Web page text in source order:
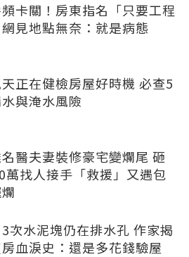
卡關！房東指名「只要工程
見地點無奈：就是病態
正在健檢房屋好時機 必查5
與淹水風險
醫夫妻裝修豪宅變爛尾 砸
萬找人接手「救援」又遇包
次水泥塊仍在排水孔 作家揭
血淚史：還是多花錢驗屋